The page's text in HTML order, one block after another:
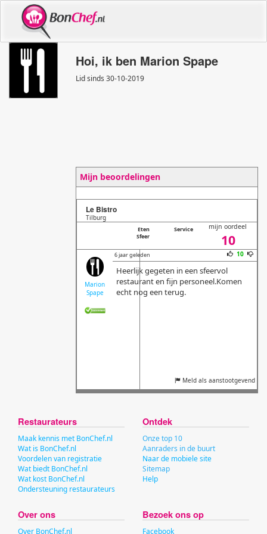
Hoi, ik ben Marion Spape
Lid sinds 30-10-2019
Mijn beoordelingen
Le Bistro
Tilburg
Eten
Service
Sfeer
mijn oordeel
10
Marion
Spape
6 jaar geleden 10
Heerlijk gegeten in een sfeervol
restaurant en fijn personeel.Komen
echt nog een terug.
Meld als aanstootgevend
Restaurateurs
Maak kennis met BonChef.nl
Wat is BonChef.nl
Voordelen van registratie
Wat biedt BonChef.nl
Wat kost BonChef.nl
Ondersteuning restaurateurs
Ontdek
Onze top 10
Aanraders in de buurt
Naar de mobiele site
Sitemap
Help
Over ons
Over BonChef.nl
Bezoek ons op
Facebook